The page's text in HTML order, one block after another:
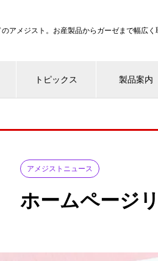
アメジスト。お産製品からガーゼまで幅広く
トピックス 製品案内
アメジストニュース
ホームページ